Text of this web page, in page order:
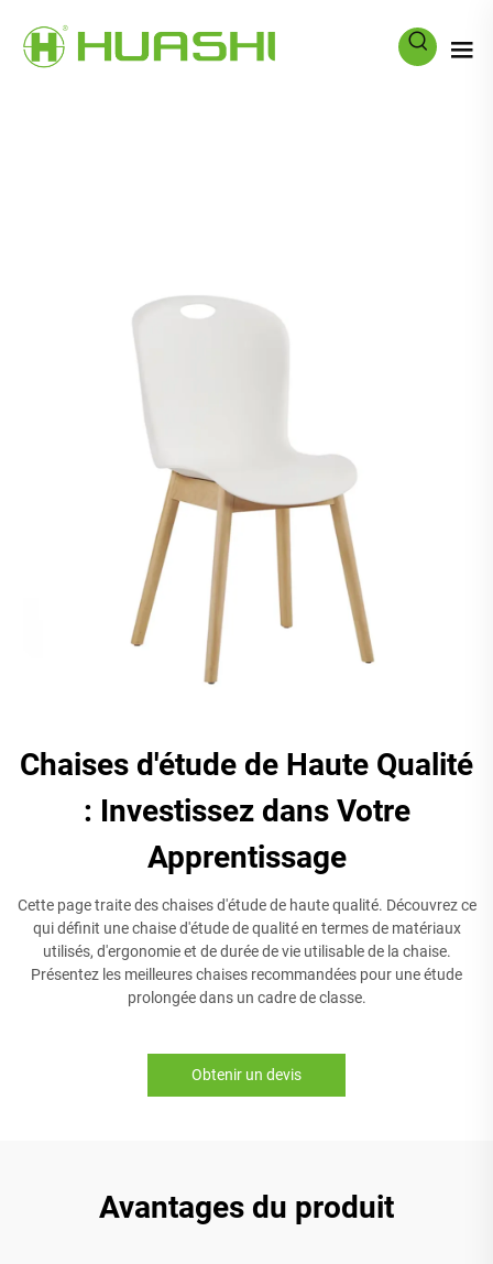
Chaises d'étude de Haute Qualité
: Investissez dans Votre
Apprentissage
Cette page traite des chaises d'étude de haute qualité. Découvrez ce
qui définit une chaise d'étude de qualité en termes de matériaux
utilisés, d'ergonomie et de durée de vie utilisable de la chaise.
Présentez les meilleures chaises recommandées pour une étude
prolongée dans un cadre de classe.
Obtenir un devis
Avantages du produit